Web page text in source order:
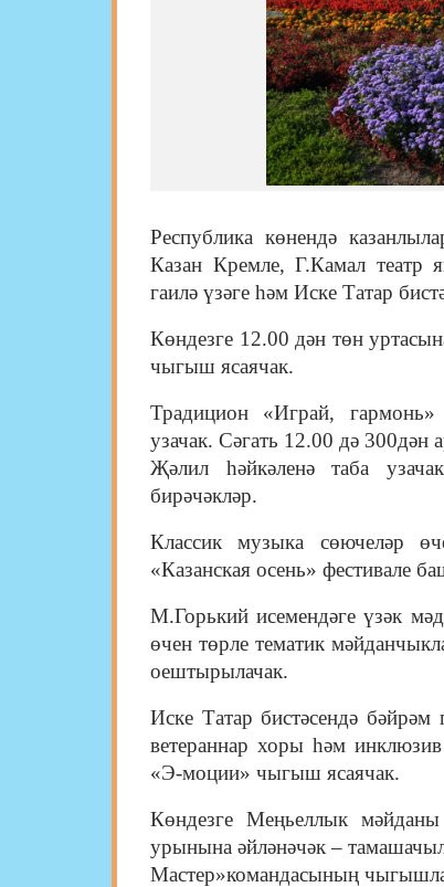
Республика көнендә
Казан Кремле, Г.Камал театр
гаилә үзәге һәм Иске Татар
Көндезге 12.00 дән төн
чыгыш ясаячак.
Традицион «Играй, гармонь»
узачак. Сәгать 12.00 дә
Җәлил һәйкәленә таба
бирәчәкләр.
Классик музыка сөючеләр
«Казанская осень» фестивале
М.Горький исемендәге үзәк
өчен төрле тематик
оештырылачак.
Иске Татар бистәсендә
ветераннар хоры һәм
«Э-моции» чыгыш ясаячак.
Көндезге Меңьеллык
урынына әйләнәчәк –
Мастер»командасының